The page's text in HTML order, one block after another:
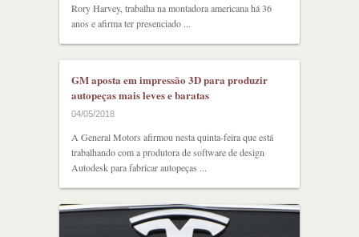
Rory Harvey, trabalha na montadora americana há 36
anos e afirma ter presenciado ...
GM aposta em impressão 3D para produzir
autopeças mais leves e baratas
04/05/2018
A General Motors afirmou nesta quinta-feira que está
trabalhando com a produtora de software de design
Autodesk para fabricar autopeças ...